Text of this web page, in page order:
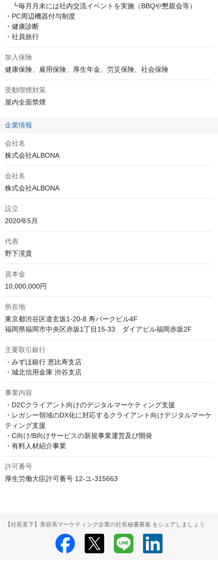
┗毎月月末には社内交流イベントを実施（BBQや懇親会等）
・PC周辺機器付与制度
・健康診断
・社員旅行
加入保険
健康保険、雇用保険、厚生年金、労災保険、社会保険
受動喫煙対策
屋内全面禁煙
企業情報
会社名
株式会社ALBONA
会社名
株式会社ALBONA
設立
2020年5月
代表
野下滉貴
資本金
10,000,000円
所在地
東京都渋谷区道玄坂1-20-8 寿パークビル4F
主要取引銀行
・みずほ銀行 恵比寿支店
・城北信用金庫 渋谷支店
事業内容
・D2Cクライアント向けのデジタルマーケティング支援
・レガシー領域のDX化に対応するクライアント向けデジタルマーケ
ティング支援
・C向け/B向けサービスの新規事業運営及び開発
・有料人材紹介事業
許可番号
厚生労働大臣許可番号 12-ユ-315663
【社長直下】美容系マーケティング企業の社長秘書募集 をシェアしましょう